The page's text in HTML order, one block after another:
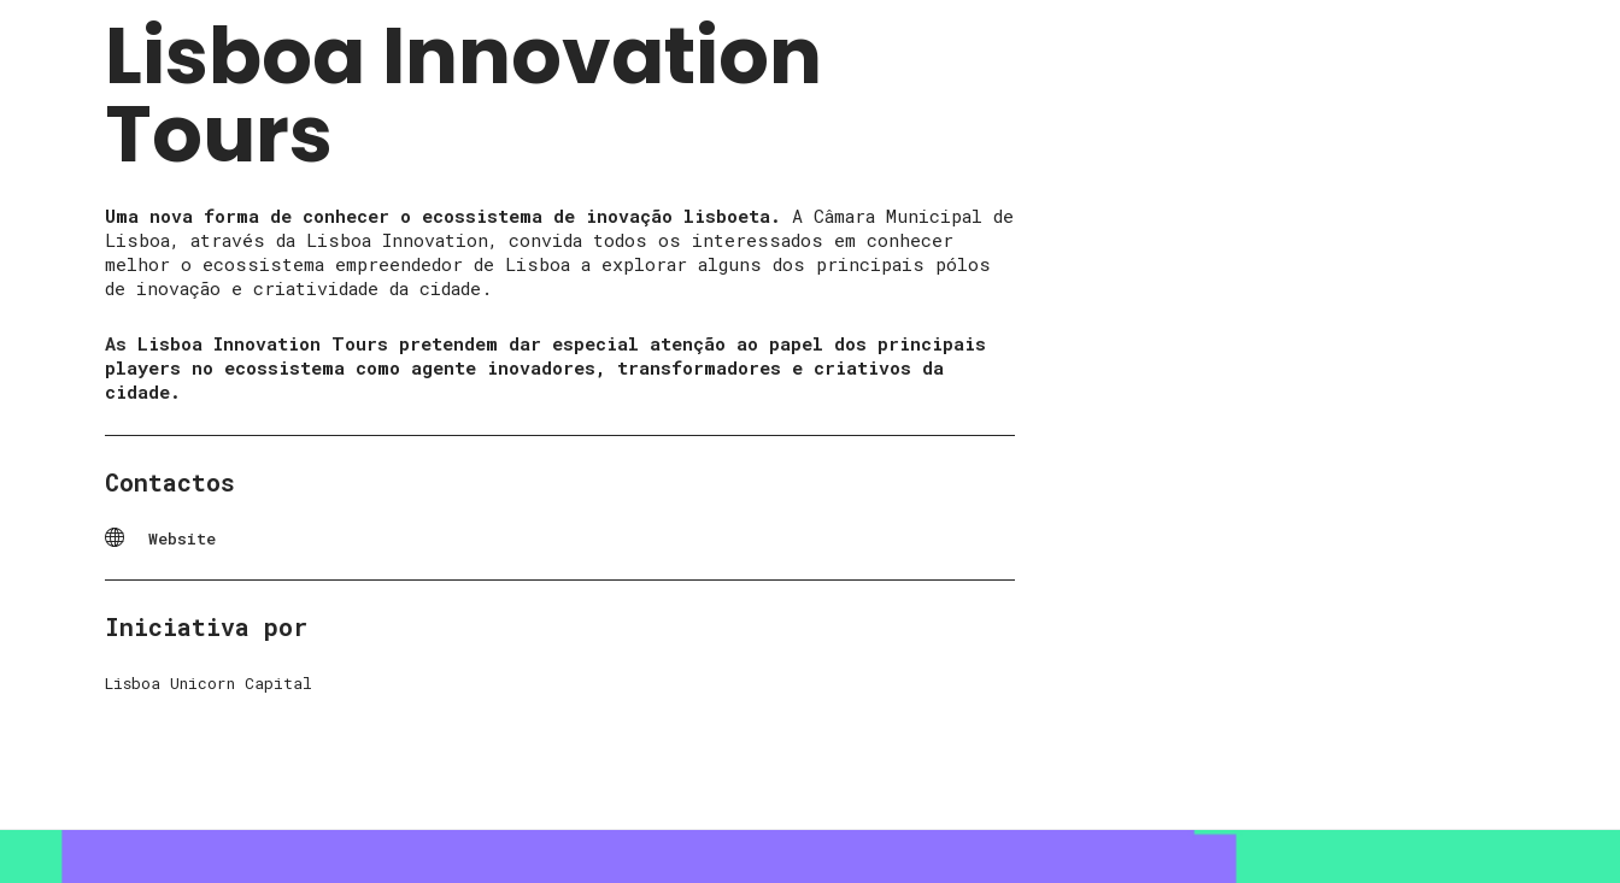
Lisboa Innovation
Tours
Uma nova forma de conhecer o ecossistema de inovação lisboeta. A Câmara Municipal de
Lisboa, através da Lisboa Innovation, convida todos os interessados em conhecer
melhor o ecossistema empreendedor de Lisboa a explorar alguns dos principais pólos
de inovação e criatividade da cidade.
As Lisboa Innovation Tours pretendem dar especial atenção ao papel dos principais
players no ecossistema como agente inovadores, transformadores e criativos da
cidade.
Contactos
Website
Iniciativa por
Lisboa Unicorn Capital